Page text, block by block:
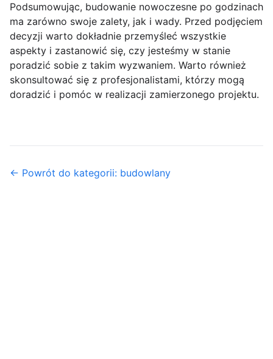
Podsumowując, budowanie nowoczesne po godzinach
ma zarówno swoje zalety, jak i wady. Przed podjęciem
decyzji warto dokładnie przemyśleć wszystkie
aspekty i zastanowić się, czy jesteśmy w stanie
poradzić sobie z takim wyzwaniem. Warto również
skonsultować się z profesjonalistami, którzy mogą
doradzić i pomóc w realizacji zamierzonego projektu.
← Powrót do kategorii: budowlany